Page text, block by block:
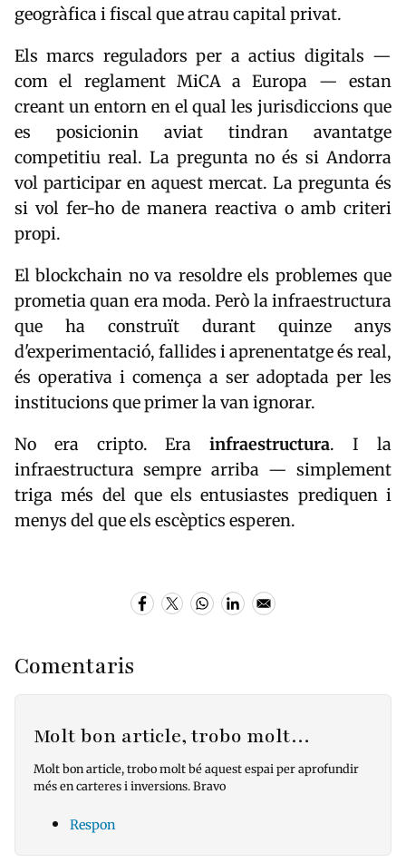
geogràfica i fiscal que atrau capital privat.
Els marcs reguladors per a actius digitals —
com el reglament MiCA a Europa — estan
creant un entorn en el qual les jurisdiccions que
es posicionin aviat tindran avantatge
competitiu real. La pregunta no és si Andorra
vol participar en aquest mercat. La pregunta és
si vol fer-ho de manera reactiva o amb criteri
propi.
El blockchain no va resoldre els problemes que
prometia quan era moda. Però la infraestructura
que ha construït durant quinze anys
d'experimentació, fallides i aprenentatge és real,
és operativa i comença a ser adoptada per les
institucions que primer la van ignorar.
No era cripto. Erainfraestructura. I la
infraestructura sempre arriba — simplement
triga més del que els entusiastes prediquen i
menys del que els escèptics esperen.
Comentaris
Molt bon article, trobo molt…
Molt bon article, trobo molt bé aquest espai per aprofundir
més en carteres i inversions. Bravo
Respon